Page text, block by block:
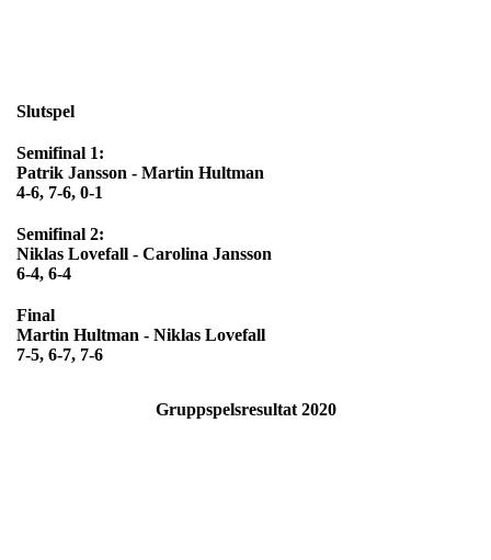
Slutspel
Semifinal 1:
Patrik Jansson - Martin Hultman
4-6, 7-6, 0-1
Semifinal 2:
Niklas Lovefall - Carolina Jansson
6-4, 6-4
Final
Martin Hultman - Niklas Lovefall
7-5, 6-7, 7-6
Gruppspelsresultat 2020